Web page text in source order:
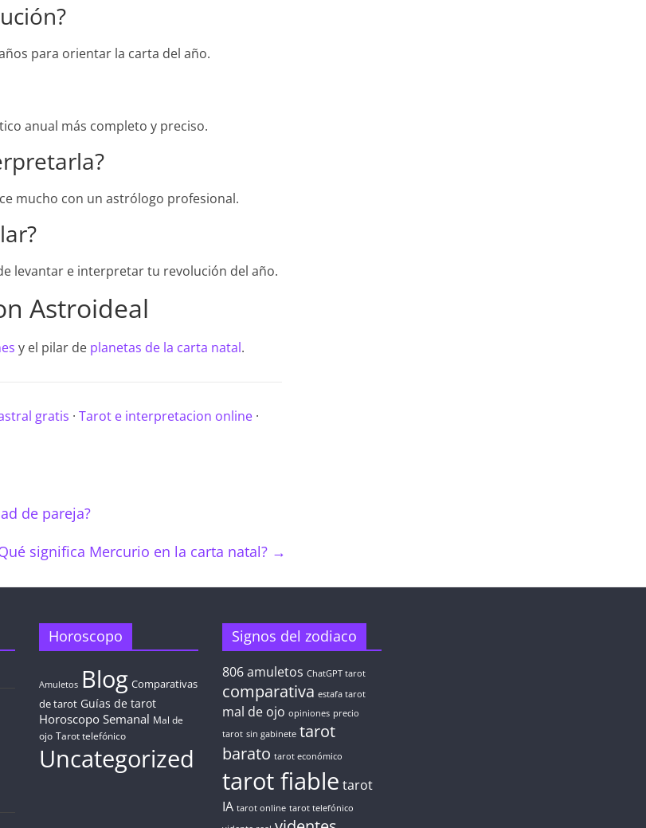
para orientar la carta del año.
anual más completo y preciso.
mucho con un astrólogo profesional.
levantar e interpretar tu revolución del año.
Astroideal
y el pilar de planetas de la carta natal.
gratis · Tarot e interpretacion online ·
de pareja?
significa Mercurio en la carta natal? →
Horoscopo
Amuletos Blog Comparativas
de tarot Guías de tarot
Horoscopo Semanal Mal de
ojo Tarot telefónico
Uncategorized
Signos del zodiaco
806amuletos ChatGPT tarot
comparativa estafa tarot
mal de ojo opiniones precio
tarot sin gabinete tarot
barato tarot económico
tarot fiable tarot
IA tarot online tarot telefónico